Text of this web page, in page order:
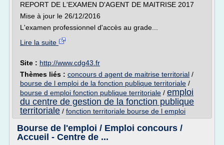
REPORT DE L'EXAMEN D'AGENT DE MAITRISE 2017
Mise à jour le 26/12/2016
L'examen professionnel d'accès au grade...
Lire la suite
Site : http://www.cdg43.fr
Thèmes liés : concours d agent de maitrise territorial /
bourse de l emploi de la fonction publique territoriale /
bourse d emploi fonction publique territoriale / emploi
du centre de gestion de la fonction publique
territoriale / fonction territoriale bourse de l emploi
Bourse de l'emploi / Emploi concours /
Accueil - Centre de ...